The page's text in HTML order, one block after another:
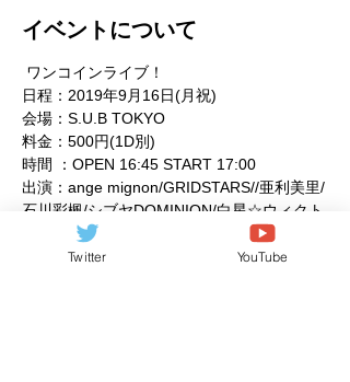
イベントについて
ワンコインライブ！
日程：2019年9月16日(月祝)
会場：S.U.B TOKYO
料金：500円(1D別)
時間 ：OPEN 16:45 START 17:00
出演：ange mignon/GRIDSTARS//亜利美里/
石川彩楓/シブヤDOMINION/白星☆ウィクト
ーリア/Cheering Party他
さらに表示
Twitter YouTube